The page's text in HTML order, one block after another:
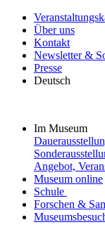
Über uns
Kontakt
Newsletter &
Presse
Deutsch
Im Museum
Angebot,
Museum online
Schule
Forschen &